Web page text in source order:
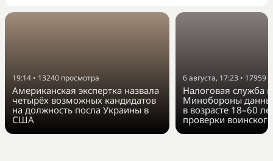
19:14 • 13240 просмотра
Американская экспертка назвала
четырёх возможных кандидатов
на должность посла Украины в
США
6 августа, 17:23 • 17959
Налоговая служба
Минобороны
в возрасте 18–60
проверки